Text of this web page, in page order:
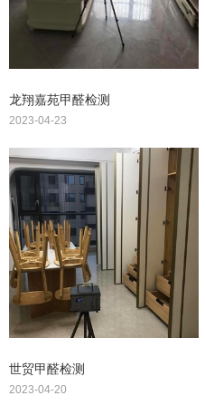
龙翔嘉苑甲醛检测
2023-04-23
世贸甲醛检测
2023-04-20